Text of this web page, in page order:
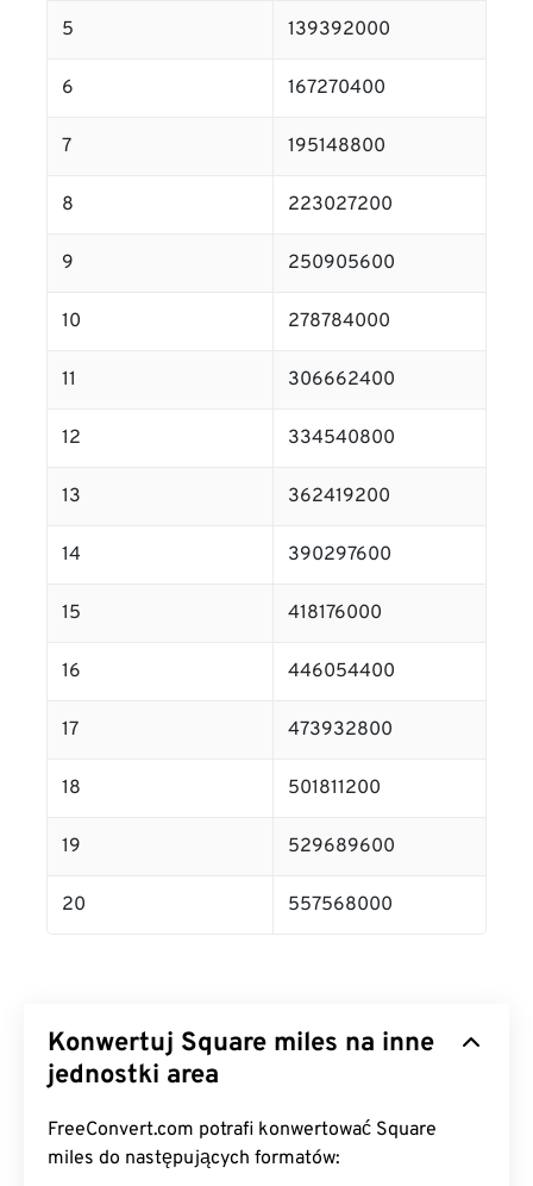
5 139392000
6 167270400
7 195148800
8 223027200
9 250905600
10 278784000
11 306662400
12 334540800
13 362419200
14 390297600
15 418176000
16 446054400
17 473932800
18 501811200
19 529689600
20 557568000
Konwertuj Square miles na inne
jednostki area
FreeConvert.com potrafi konwertować Square
miles do następujących formatów: